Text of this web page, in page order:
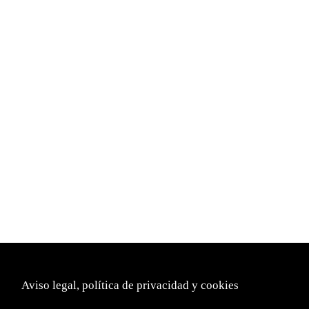
Aviso legal, política de privacidad y cookies